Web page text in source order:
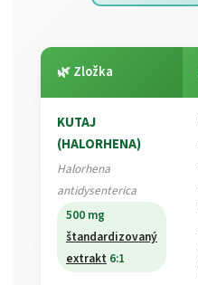
🌿 Zložka
KUTAJ
(HALORHENA)
Halorhena
antidysenterica
500 mg
štandardizovaný
extrakt 6:1